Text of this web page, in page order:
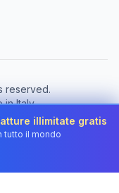
reserved.
in Italy
illimitate gratis
tutto il mondo